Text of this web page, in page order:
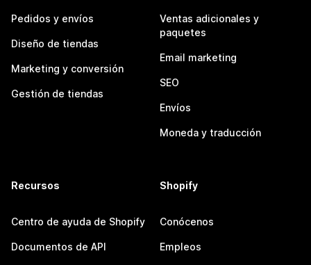
Pedidos y envíos
Diseño de tiendas
Marketing y conversión
Gestión de tiendas
Ventas adicionales y
paquetes
Email marketing
SEO
Envíos
Moneda y traducción
Recursos
Centro de ayuda de Shopify
Documentos de API
Shopify
Conócenos
Empleos